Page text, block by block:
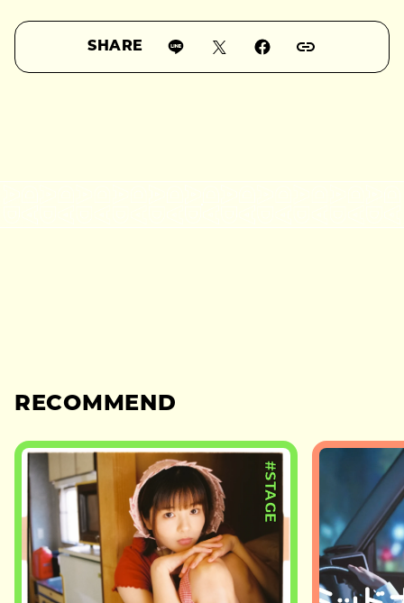
SHARE
RECOMMEND
#STAGE